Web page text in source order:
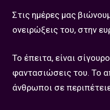
Στις ημέρες μας
ονειρώξεις του, στην
Το έπειτα, είναι
φαντασιώσεις του. Το
άνθρωποι σε